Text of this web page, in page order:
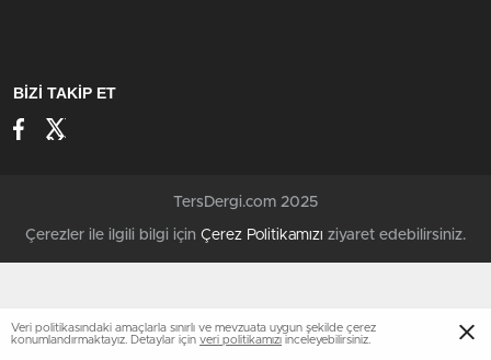
BİZİ TAKİP ET
TersDergi.com 2025
Çerezler ile ilgili bilgi için Çerez Politikamızı ziyaret edebilirsiniz.
Veri politikasındaki amaçlarla sınırlı ve mevzuata uygun şekilde çerez
konumlandırmaktayız. Detaylar için veri politikamızı inceleyebilirsiniz.